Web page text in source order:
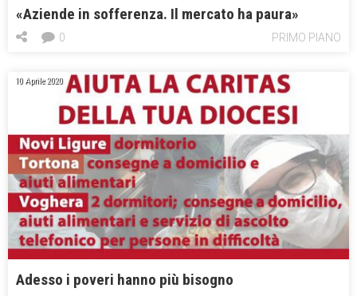
«Aziende in sofferenza. Il mercato ha paura»
PRIMO PIANO
0
10 Aprile 2020
Adesso i poveri hanno più bisogno